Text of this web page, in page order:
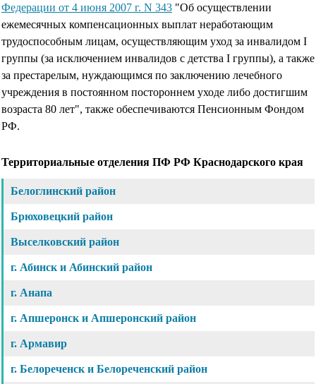
Федерации от 4 июня 2007 г. N 343 "Об осуществлении
ежемесячных компенсационных выплат неработающим
трудоспособным лицам, осуществляющим уход за инвалидом I
группы (за исключением инвалидов с детства I группы), а также
за престарелым, нуждающимся по заключению лечебного
учреждения в постоянном постороннем уходе либо достигшим
возраста 80 лет", также обеспечиваются Пенсионным Фондом
РФ.
Территориальные отделения ПФ РФ Краснодарского края
Белоглинский район
Брюховецкий район
Выселковский район
г. Абинск и Абинский район
г. Анапа
г. Апшеронск и Апшеронский район
г. Армавир
г. Белореченск и Белореченский район